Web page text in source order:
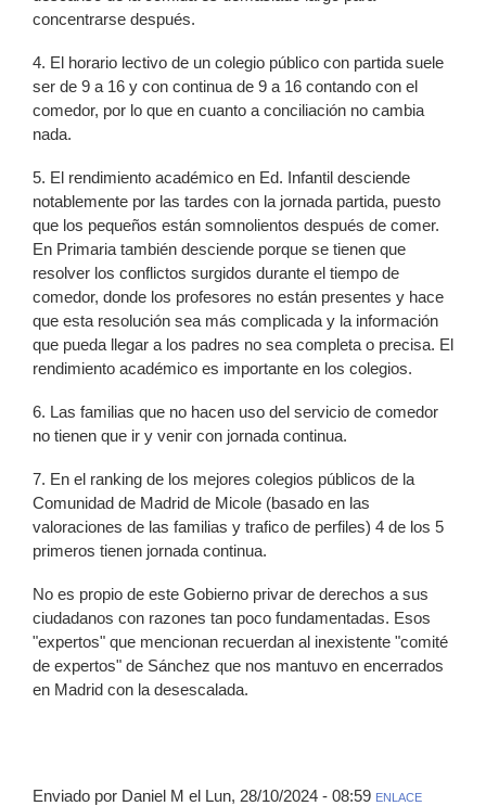
concentrarse después.
4. El horario lectivo de un colegio público con partida suele
ser de 9 a 16 y con continua de 9 a 16 contando con el
comedor, por lo que en cuanto a conciliación no cambia
nada.
5. El rendimiento académico en Ed. Infantil desciende
notablemente por las tardes con la jornada partida, puesto
que los pequeños están somnolientos después de comer.
En Primaria también desciende porque se tienen que
resolver los conflictos surgidos durante el tiempo de
comedor, donde los profesores no están presentes y hace
que esta resolución sea más complicada y la información
que pueda llegar a los padres no sea completa o precisa. El
rendimiento académico es importante en los colegios.
6. Las familias que no hacen uso del servicio de comedor
no tienen que ir y venir con jornada continua.
7. En el ranking de los mejores colegios públicos de la
Comunidad de Madrid de Micole (basado en las
valoraciones de las familias y trafico de perfiles) 4 de los 5
primeros tienen jornada continua.
No es propio de este Gobierno privar de derechos a sus
ciudadanos con razones tan poco fundamentadas. Esos
"expertos" que mencionan recuerdan al inexistente "comité
de expertos" de Sánchez que nos mantuvo en encerrados
en Madrid con la desescalada.
Enviado por Daniel M el Lun, 28/10/2024 - 08:59 ENLACE